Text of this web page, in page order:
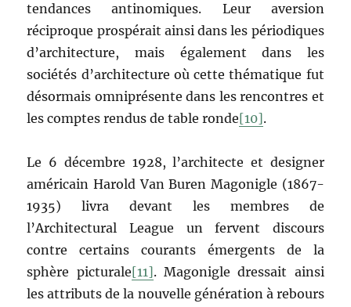
tendances antinomiques. Leur aversion
réciproque prospérait ainsi dans les périodiques
d’architecture, mais également dans les
sociétés d’architecture où cette thématique fut
désormais omniprésente dans les rencontres et
les comptes rendus de table ronde[10].
Le 6 décembre 1928, l’architecte et designer
américain Harold Van Buren Magonigle (1867-
1935) livra devant les membres de
l’Architectural League un fervent discours
contre certains courants émergents de la
sphère picturale[11]. Magonigle dressait ainsi
les attributs de la nouvelle génération à rebours